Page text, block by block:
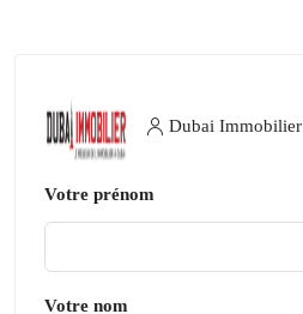
Dubai Immobilier
Votre prénom
Votre nom